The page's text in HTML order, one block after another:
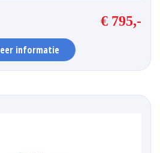
€ 795,-
informatie